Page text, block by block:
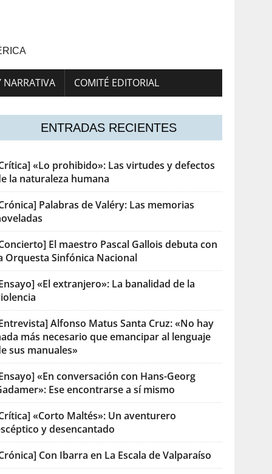
NARRATIVA COMITÉ EDITORIAL
ENTRADAS RECIENTES
«Lo prohibido»: Las virtudes y defectos
la naturaleza humana
Palabras de Valéry: Las memorias
El maestro Pascal Gallois debuta con
Orquesta Sinfónica Nacional
«El extranjero»: La banalidad de la
Alfonso Matus Santa Cruz: «No hay
más necesario que emancipar al lenguaje
sus manuales»
«En conversación con Hans-Georg
Ese encontrarse a sí mismo
«Corto Maltés»: Un aventurero
y desencantado
Con Ibarra en La Escala de Valparaíso